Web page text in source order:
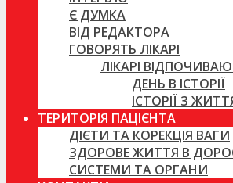
Є ДУМКА
ВІД РЕДАКТОРА
ГОВОРЯТЬ ЛІКАРІ
ЛІКАРІ
ДЕНЬ В ІСТОРІЇ
ІСТОРІЇ З
ТЕРИТОРІЯ ПАЦІЄНТА
ДІЄТИ ТА КОРЕКЦІЯ ВАГИ
ЗДОРОВЕ ЖИТТЯ В
СИСТЕМИ ТА ОРГАНИ